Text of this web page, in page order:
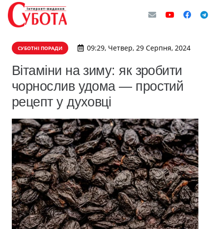
СУБОТНІ ПОРАДИ 09:29, Четвер, 29 Серпня, 2024
Вітаміни на зиму: як зробити
чорнослив удома — простий
рецепт у духовці